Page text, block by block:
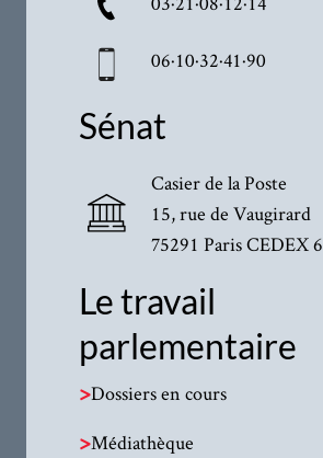
06·10·32·41·90
Sénat
Casier de la Poste
15, rue de Vaugirard
75291 Paris CEDEX 6
Le travail
parlementaire
>Dossiers en cours
>Médiathèque